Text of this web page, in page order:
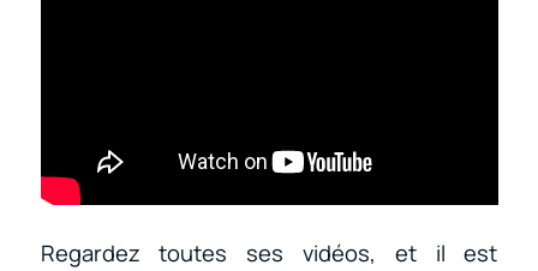
Regardez toutes ses vidéos, et il est